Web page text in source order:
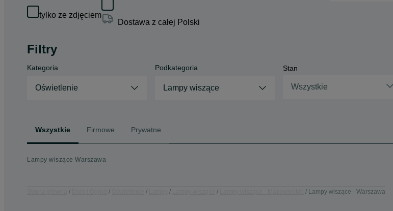
tylko ze zdjęciem
Dostawa z całej Polski
Filtry
Kategoria
Oświetlenie
Podkategoria
Lampy wiszące
Stan
Wszystkie
Wszystkie Firmowe Prywatne
Lampy wiszące Warszawa
Lampy wiszące - Warszawa